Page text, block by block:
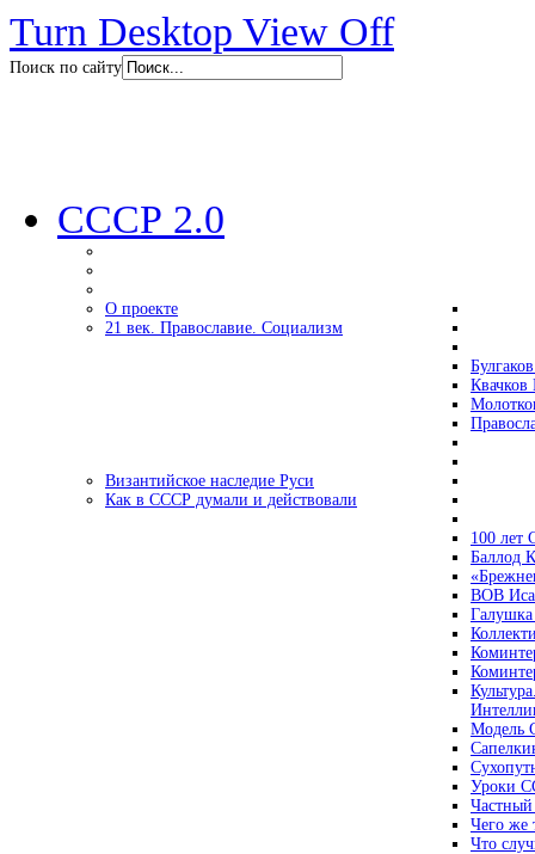
Turn Desktop View Off
Поиск по сайту
СССР 2.0
О проекте
21 век. Православие. Социализм
Византийское наследие Руси
Как в СССР думали и действовали
100 лет
Баллод
ВОВ
Модель
Уроки
Чего же
Что